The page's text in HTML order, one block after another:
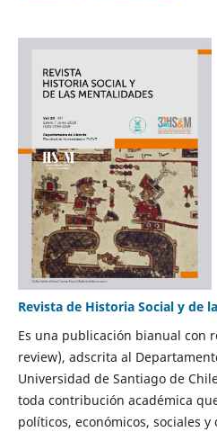
Revista de Historia Social y de
Es una publicación bianual con
review), adscrita al
Universidad de Santiago de
toda contribución académica
políticos, económicos, sociales